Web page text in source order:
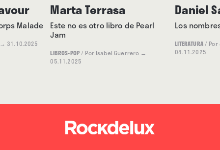
Malade
31.10.2025
Marta Terrasa
Este no es otro libro de Pearl
Jam
LIBROS-POP/ Por Isabel Guerrero →
05.11.2025
Daniel
Los
LITERATURA/
04.11.2025